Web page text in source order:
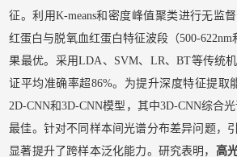
征。利用K-means和密度峰值聚类进行无监
红蛋白与脱氧血红蛋白特征波段（500-622nm
果最优。采用LDA、SVM、LR、BT等传统
证平均准确率超86%。为提升深度特征提取
2D-CNN和3D-CNN模型，其中3D-CNN综合
最佳。针对不同样本间光谱分布差异问题，
显著提升了跨样本泛化能力。研究表明， 高